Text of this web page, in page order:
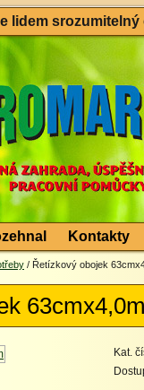
lidem
Kontakty
/ Řetízkový obojek
Kat.